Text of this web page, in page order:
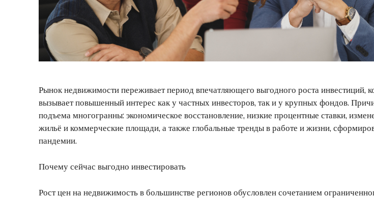
Рынок недвижимости переживает период впечатляющего выгодного роста инвестиций,
вызывает повышенный интерес как у частных инвесторов, так и у крупных фондов.
подъема многогранны: экономическое восстановление, низкие процентные ставки,
жильё и коммерческие площади, а также глобальные тренды в работе и жизни,
пандемии.
Почему сейчас выгодно инвестировать
Рост цен на недвижимость в большинстве регионов обусловлен сочетанием